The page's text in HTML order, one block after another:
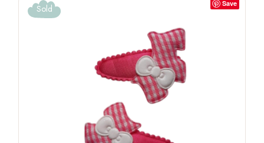
Save
Sold